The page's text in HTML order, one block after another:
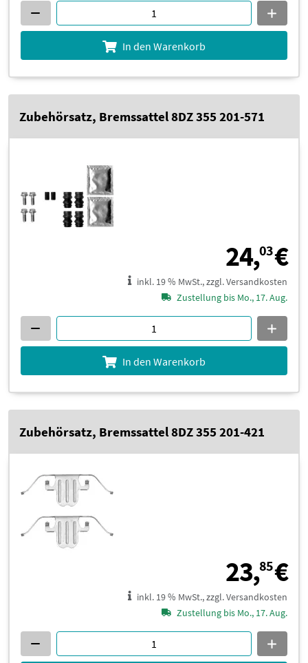
In den Warenkorb
Zubehörsatz, Bremssattel 8DZ 355 201-571
24,03€
inkl. 19 % MwSt., zzgl. Versandkosten
Zustellung bis Mo., 17. Aug.
In den Warenkorb
Zubehörsatz, Bremssattel 8DZ 355 201-421
23,85€
inkl. 19 % MwSt., zzgl. Versandkosten
Zustellung bis Mo., 17. Aug.